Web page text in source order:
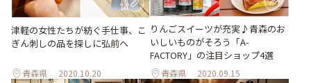
津軽の女性たちが紡ぐ手仕事、こ
ぎん刺しの品を探しに弘前へ
青森県 2020.10.20
りんごスイーツが充実♪青森のお
いしいものがそろう「A-
FACTORY」の注目ショップ4選
青森県 2020.09.15